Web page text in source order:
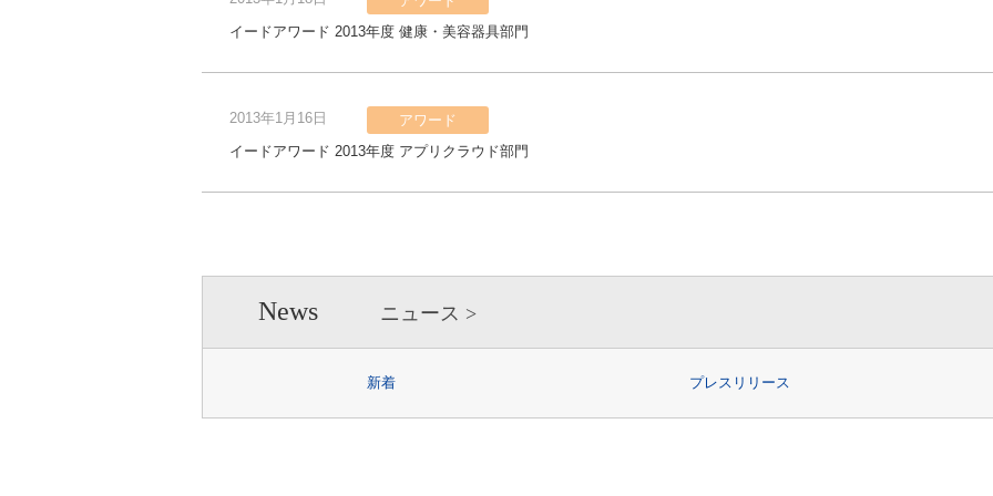
イードアワード 2013年度 健康・美容器具部門
2013年1月16日
アワード
イードアワード 2013年度 アプリクラウド部門
News ニュース
新着 プレスリリース